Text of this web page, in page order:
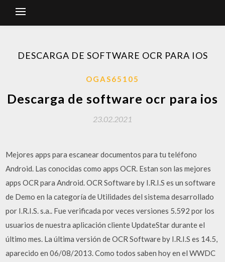
DESCARGA DE SOFTWARE OCR PARA IOS
OGAS65105
Descarga de software ocr para ios
23.02.2021
Mejores apps para escanear documentos para tu teléfono
Android. Las conocidas como apps OCR. Estan son las mejores
apps OCR para Android. OCR Software by I.R.I.S es un software
de Demo en la categoría de Utilidades del sistema desarrollado
por I.R.I.S. s.a.. Fue verificada por veces versiones 5.592 por los
usuarios de nuestra aplicación cliente UpdateStar durante el
último mes. La última versión de OCR Software by I.R.I.S es 14.5,
aparecido en 06/08/2013. Como todos saben hoy en el WWDC